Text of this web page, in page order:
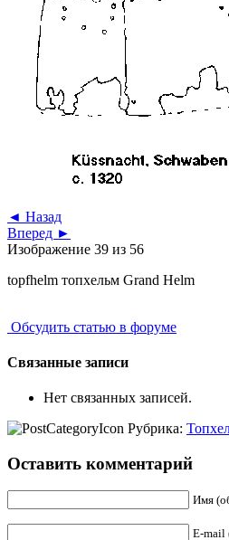
◄ Назад
Вперед ►
Изображение 39 из 56
topfhelm топхельм Grand Helm
Обсудить статью в форуме
Связанные записи
Нет связанных записей.
Рубрика:
Оставить комментарий
Имя
E-mail